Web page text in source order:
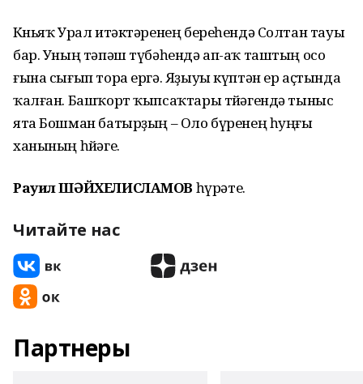
Көньяҡ Урал итәктәренең береһендә Солтан тауы
бар. Уның тәпәш түбәһендә ап-аҡ таштың осо
ғына сығып тора ергә. Яҙыуы күптән ер аҫтында
ҡалған. Башҡорт ҡыпсаҡтары төйәгендә тыныс
ята Бошман батырҙың – Оло бүренең һуңғы
ханының һөйәге.
Рауил ШӘЙХЕЛИСЛАМОВ һүрәте.
Читайте нас
Партнеры